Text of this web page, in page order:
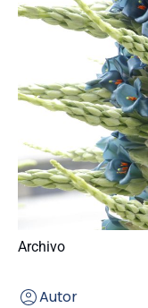
Archivo
Autor